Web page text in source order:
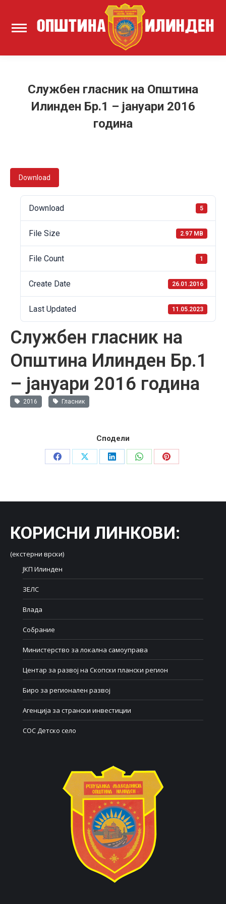
Службен гласник на Општина
Илинден Бр.1 – јануари 2016
година
Download
Download 5
File Size 2.97 MB
File Count 1
Create Date 26.01.2016
Last Updated 11.05.2023
Службен гласник на
Општина Илинден Бр.1
– јануари 2016 година
2016 Гласник
Сподели
Share
Share
Share
Share
Share
КОРИСНИ ЛИНКОВИ:
(екстерни врски)
ЈКП Илинден
ЗЕЛС
Влада
Собрание
Министерство за локална самоуправа
Центар за развој на Скопски плански регион
Биро за регионален развој
Агенција за странски инвестиции
СОС Детско село